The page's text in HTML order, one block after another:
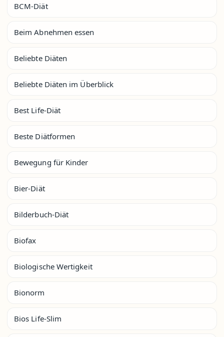
BCM-Diät
Beim Abnehmen essen
Beliebte Diäten
Beliebte Diäten im Überblick
Best Life-Diät
Beste Diätformen
Bewegung für Kinder
Bier-Diät
Bilderbuch-Diät
Biofax
Biologische Wertigkeit
Bionorm
Bios Life-Slim